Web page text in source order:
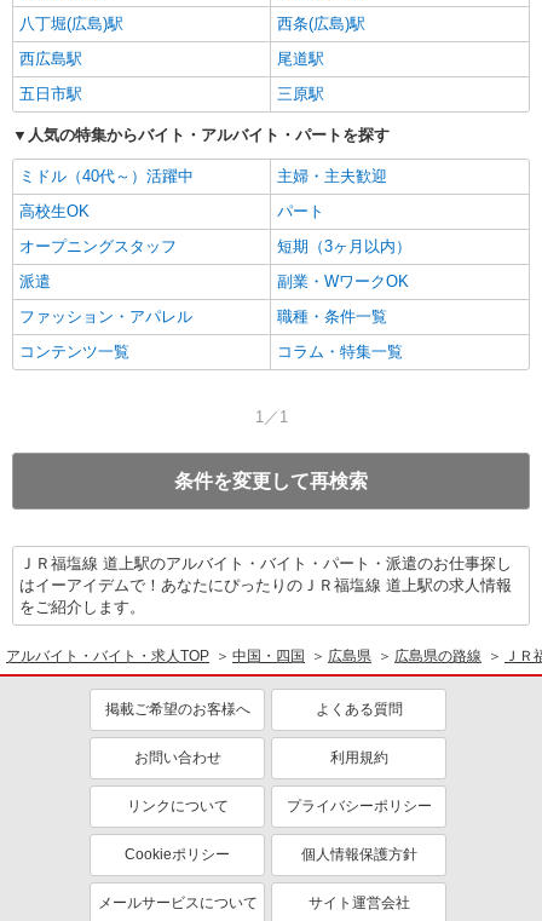
八丁堀(広島)駅
西条(広島)駅
西広島駅
尾道駅
五日市駅
三原駅
人気の特集からバイト・アルバイト・パートを探す
ミドル（40代～）活躍中
主婦・主夫歓迎
高校生OK
パート
オープニングスタッフ
短期（3ヶ月以内）
派遣
副業・WワークOK
ファッション・アパレル
職種・条件一覧
コンテンツ一覧
コラム・特集一覧
1／1
条件を変更して再検索
ＪＲ福塩線 道上駅のアルバイト・バイト・パート・派遣のお仕事探し
はイーアイデムで！あなたにぴったりのＪＲ福塩線 道上駅の求人情報
をご紹介します。
アルバイト・バイト・求人TOP 中国・四国 広島県 広島県の路線 ＪＲ
掲載ご希望のお客様へ よくある質問
お問い合わせ 利用規約
リンクについて プライバシーポリシー
Cookieポリシー 個人情報保護方針
メールサービスについて サイト運営会社